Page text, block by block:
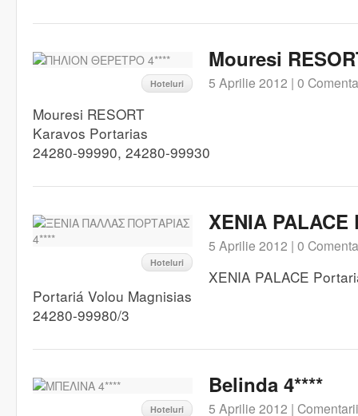
Hoteluri
Mouresi
5 Aprilie 2012 | 0
Mouresi RESORT
Karavos Portarias
24280-99990, 24280-99930
Hoteluri
XENIA
5 Aprilie 2012 | 0
XENIA PALACE
Portariá Volou Magnisias
24280-99980/3
Hoteluri
Belinda 4****
5 Aprilie 2012 |